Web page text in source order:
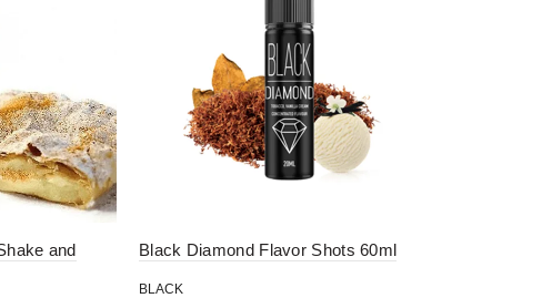
and
Black Diamond Flavor Shots 60ml
BLACK